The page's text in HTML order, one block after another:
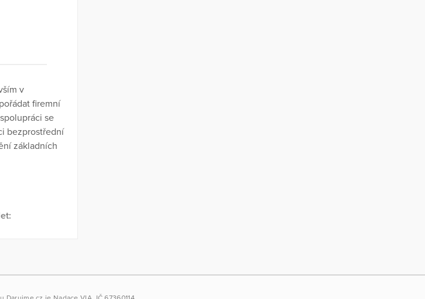
v
firemní
se
bezprostřední
základních